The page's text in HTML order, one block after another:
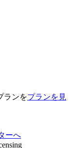
ランをプランを見
ーへ